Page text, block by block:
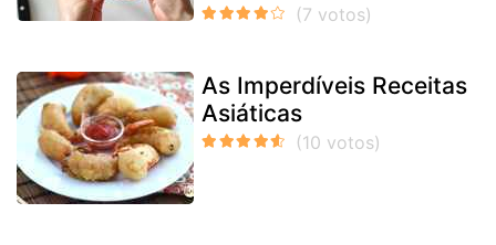
As Imperdíveis Receitas
Asiáticas